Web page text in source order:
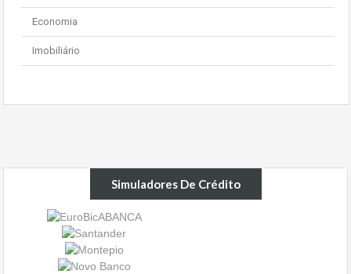
Economia
Imobiliário
Simuladores De Crédito